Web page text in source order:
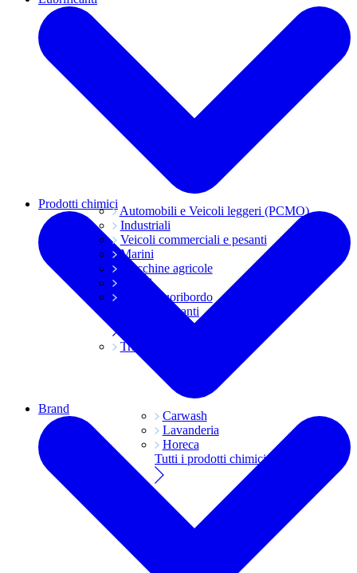
Automobili e Veicoli leggeri (PCMO)
Industriali
Veicoli commerciali e pesanti
Marini
Macchine agricole
Grassi
Moto e fuoribordo
Tutti i lubrificanti
Trasmissioni
Prodotti chimici
Carwash
Lavanderia
Horeca
Tutti i prodotti chimici
Brand